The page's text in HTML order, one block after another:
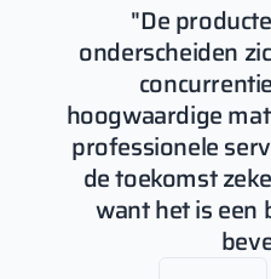
"De
onderscheiden
hoogwaardige
professionele
de toekomst
want het is een